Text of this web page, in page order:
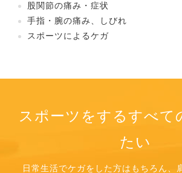
股関節の痛み・症状
手指・腕の痛み、しびれ
スポーツによるケガ
スポーツをするすべて
たい
日常生活でケガをした方はもちろん、